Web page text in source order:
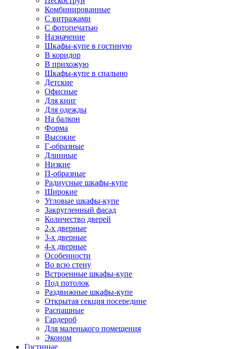
Комбинированные
С витражами
С фотопечатью
Назначение
Шкафы-купе в гостиную
В коридор
В прихожую
Шкафы-купе в спальню
Детские
Офисные
Для книг
Для одежды
На балкон
Форма
Высокие
Г-образные
Длинные
Низкие
П-образные
Радиусные шкафы-купе
Широкие
Угловые шкафы-купе
Закругленный фасад
Количество дверей
2-х дверные
3-х дверные
4-х дверные
Особенности
Во всю стену
Встроенные шкафы-купе
Под потолок
Раздвижные шкафы-купе
Открытая секция посередине
Распашные
Гардероб
Для маленького помещения
Эконом
Гостиные